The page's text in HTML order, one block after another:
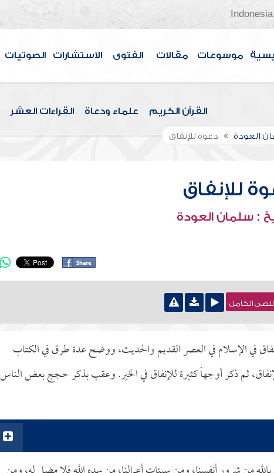
Indonesia
موسوعات مقالات الفتوى الاستشارات الصوتيات
القرآن الكريم علماء ودعاة القراءات العشر
العودة دعوة للإنفاق
للإنفاق
: سلمان العودة
النصي الكامل
في الإسلام في العصر القديم والحديث، ووضح عدة طرق في الكتاب
ثم ذكر أوجهاً كثيرة للإنفاق في الخير. وعقب بذكر حجج بعض الناس